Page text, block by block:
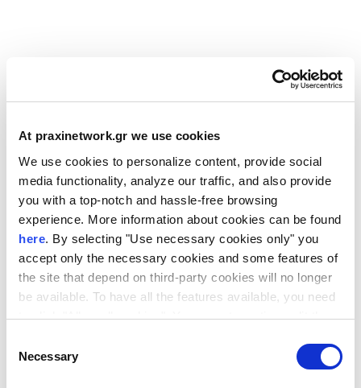
At praxinetwork.gr we use cookies
We use cookies to personalize content, provide social
media functionality, analyze our traffic, and also provide
you with a top-notch and hassle-free browsing
experience. More information about cookies can be found
here. By selecting "Use necessary cookies only" you
accept only the necessary cookies and some features of
the site that depend on third-party cookies will no longer
be available. To have all the features available, you need
to click "Allow all cookies". You can at any time edit the
our site under "Manage cookies".
Selection
Necessary
Περισσότερες Πληροφορίες
Διαβάστε Αναλυτικά :
https://www.emm-
aces.org/scholarship-and-fees/
Πολλοί από τους αποφοίτους του προγράμματος
αποδίδουν την επαγγελματική τους αποκατάσταση στις
δεξιότητες που απέκτησαν μέσω της πρακτικής
άσκησης και της ερευνητικής διατριβής που